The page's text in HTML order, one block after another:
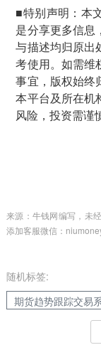
■特别声明：本
是分享更多信息
与描述均归原出
考使用。如需维
事宜，版权始终
本平台及所在机
风险，投资需谨
来源：牛钱网编写，未
添加客服微信：
随机标签:
期货趋势跟踪交易